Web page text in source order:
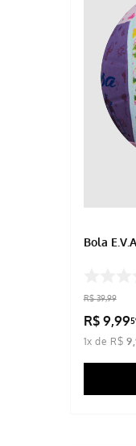
Bola
R$ 39,99
R$ 9,99
1x de R$ 9,